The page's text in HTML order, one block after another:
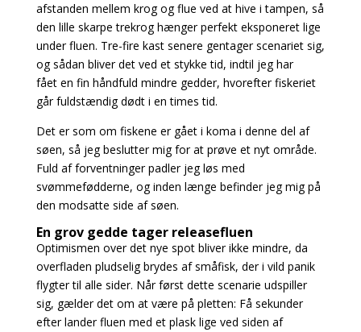
afstanden mellem krog og flue ved at hive i tampen, så
den lille skarpe trekrog hænger perfekt eksponeret lige
under fluen. Tre-fire kast senere gentager scenariet sig,
og sådan bliver det ved et stykke tid, indtil jeg har
fået en fin håndfuld mindre gedder, hvorefter fiskeriet
går fuldstændig dødt i en times tid.
Det er som om fiskene er gået i koma i denne del af
søen, så jeg beslutter mig for at prøve et nyt område.
Fuld af forventninger padler jeg løs med
svømmefødderne, og inden længe befinder jeg mig på
den modsatte side af søen.
En grov gedde tager releasefluen
Optimismen over det nye spot bliver ikke mindre, da
overfladen pludselig brydes af småfisk, der i vild panik
flygter til alle sider. Når først dette scenarie udspiller
sig, gælder det om at være på pletten: Få sekunder
efter lander fluen med et plask lige ved siden af